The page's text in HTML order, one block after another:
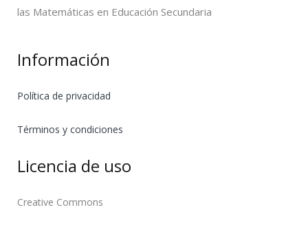
las Matemáticas en Educación Secundaria
Información
Política de privacidad
Términos y condiciones
Licencia de uso
Creative Commons